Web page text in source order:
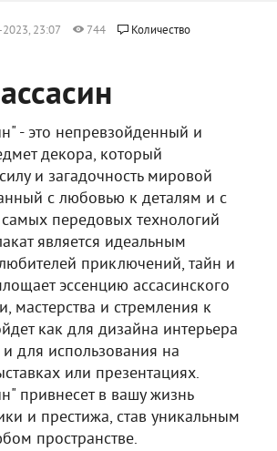
23:07 744
Количество
- это непревзойденный и
декора, который
и загадочность мировой
с любовью к деталям и с
передовых технологий
является идеальным
приключений, тайн и
эссенцию ассасинского
мастерства и стремления к
как для дизайна интерьера
и для использования на
или презентациях.
привнесет в вашу жизнь
и престижа, став уникальным
пространстве.